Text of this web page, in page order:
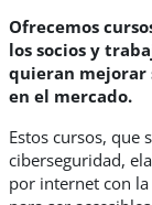
Ofrecemos
los socios y
quieran mejorar
en el mercado.
Estos cursos, que
ciberseguridad,
por internet con